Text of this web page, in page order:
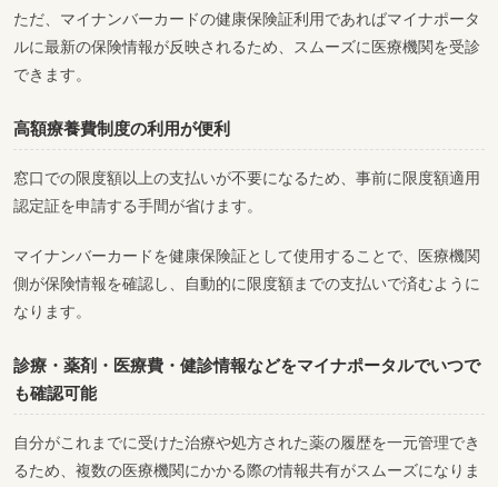
ただ、マイナンバーカードの健康保険証利用であればマイナポータ
ルに最新の保険情報が反映されるため、スムーズに医療機関を受診
できます。
高額療養費制度の利用が便利
窓口での限度額以上の支払いが不要になるため、事前に限度額適用
認定証を申請する手間が省けます。
マイナンバーカードを健康保険証として使用することで、医療機関
側が保険情報を確認し、自動的に限度額までの支払いで済むように
なります。
診療・薬剤・医療費・健診情報などをマイナポータルでいつで
も確認可能
自分がこれまでに受けた治療や処方された薬の履歴を一元管理でき
るため、複数の医療機関にかかる際の情報共有がスムーズになりま